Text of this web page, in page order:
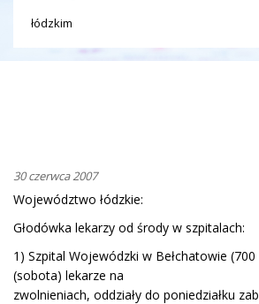
łódzkim
30 czerwca 2007
Województwo łódzkie:
Głodówka lekarzy od środy w szpitalach:
1) Szpital Wojewódzki w Bełchatowie
(sobota) lekarze na
zwolnieniach, oddziały do poniedziałku